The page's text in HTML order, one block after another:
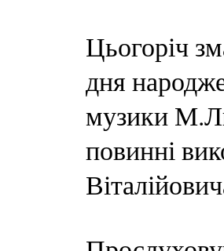
Цьогоріч
дня
музики
повинні